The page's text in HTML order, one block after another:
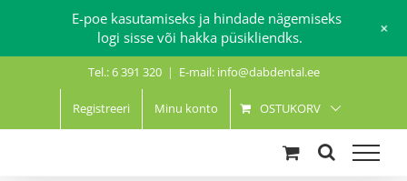
Tel.: 6 391 320 | E-mail: info@dabdental.ee
Registreeri Minu konto OSTUKORV
E-poe kasutamiseks ja hindade nägemiseks
logi sisse või hakka püsikliendks.
+